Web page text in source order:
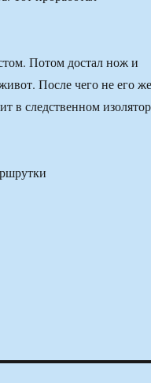
Потом достал нож и
После чего не его же
в следственном